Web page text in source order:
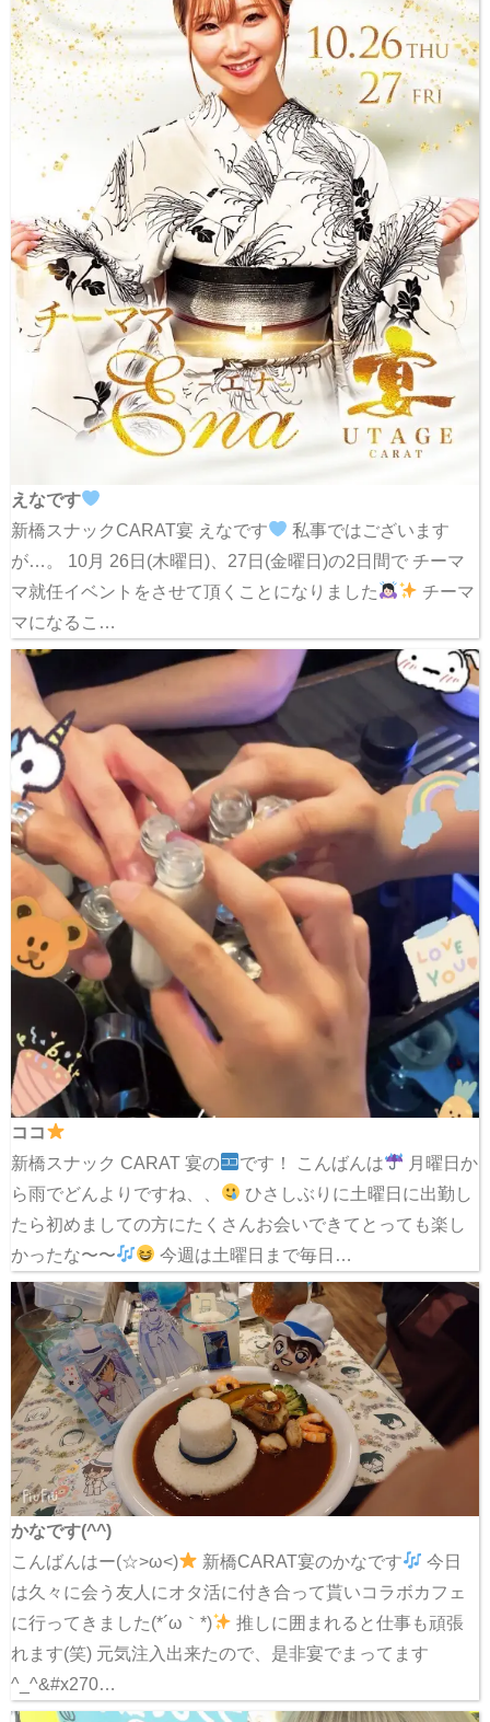
えなです
新橋スナックCARAT宴 えなです
私事ではございます
が…。 10月 26日(木曜日)、27日(金曜日)の2日間で チーマ
マ就任イベントをさせて頂くことになりました
チーマ
マになるこ…
ココ
新橋スナック CARAT 宴の
です！ こんばんは
月曜日か
ら雨でどんよりですね、、
ひさしぶりに土曜日に出勤し
たら初めましての方にたくさんお会いできてとっても楽し
かったな〜〜
今週は土曜日まで毎日…
かなです(^^)
こんばんはー(☆>ω<)
新橋CARAT宴のかなです
今日
は久々に会う友人にオタ活に付き合って貰いコラボカフェ
に行ってきました(*´ω｀*)
推しに囲まれると仕事も頑張
れます(笑) 元気注入出来たので、是非宴でまってます
^_^&#x270…